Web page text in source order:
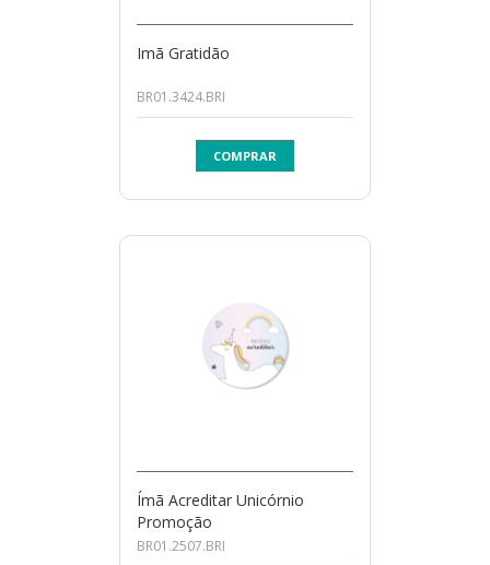
Imã Gratidão
BR01.3424.BRI
COMPRAR
Ímã Acreditar Unicórnio
Promoção
BR01.2507.BRI